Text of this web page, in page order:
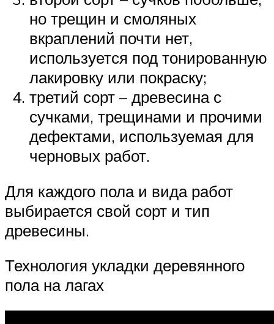
но трещин и смоляных
вкраплений почти нет,
используется под тонированную
лакировку или покраску;
третий сорт – древесина с
сучками, трещинами и прочими
дефектами, используемая для
черновых работ.
Для каждого пола и вида работ
выбирается свой сорт и тип
древесины.
Технология укладки деревянного
пола на лагах